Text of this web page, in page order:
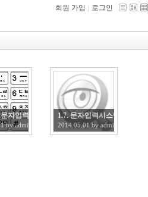
회원 가입
로그인
교자입력시스템 요약
byadmin
1.7. 문자입력시스템 요건 및
2014.05.01 by admin